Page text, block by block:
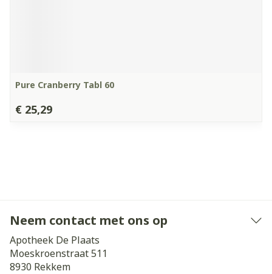
Pure Cranberry Tabl 60
€ 25,29
Neem contact met ons op
Apotheek De Plaats
Moeskroenstraat 511
8930 Rekkem